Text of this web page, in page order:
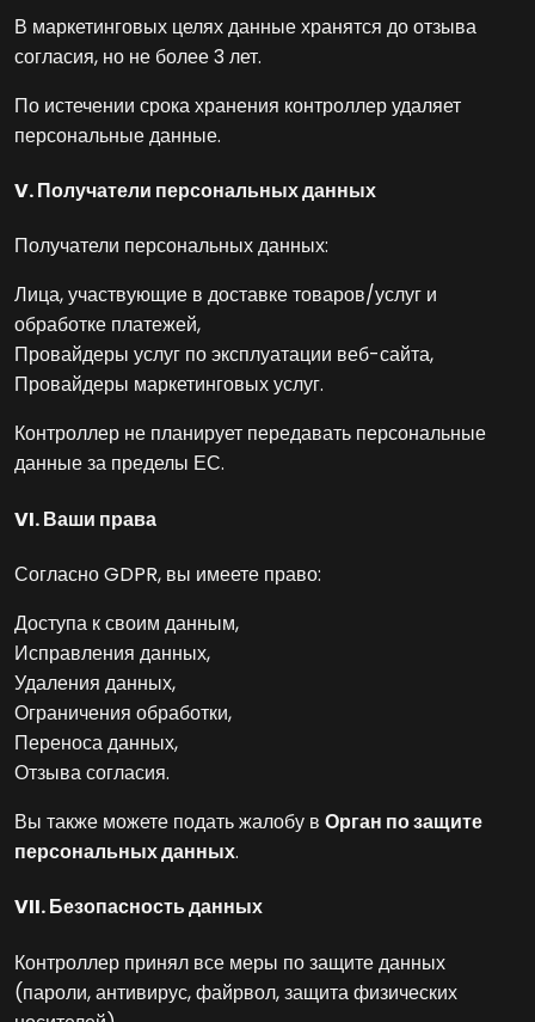
В маркетинговых целях данные хранятся до отзыва
согласия, но не более 3 лет.
По истечении срока хранения контроллер удаляет
персональные данные.
V. Получатели персональных данных
Получатели персональных данных:
Лица, участвующие в доставке товаров/услуг и
обработке платежей,
Провайдеры услуг по эксплуатации веб-сайта,
Провайдеры маркетинговых услуг.
Контроллер не планирует передавать персональные
данные за пределы ЕС.
VI. Ваши права
Согласно GDPR, вы имеете право:
Доступа к своим данным,
Исправления данных,
Удаления данных,
Ограничения обработки,
Переноса данных,
Отзыва согласия.
Вы также можете подать жалобу в Орган по защите
персональных данных.
VII. Безопасность данных
Контроллер принял все меры по защите данных
(пароли, антивирус, файрвол, защита физических